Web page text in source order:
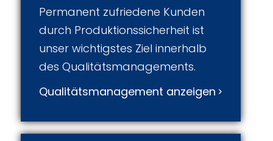
Permanent zufriedene Kunden
durch Produktionssicherheit ist
unser wichtigstes Ziel innerhalb
des Qualitätsmanagements.
Qualitätsmanagement anzeigen